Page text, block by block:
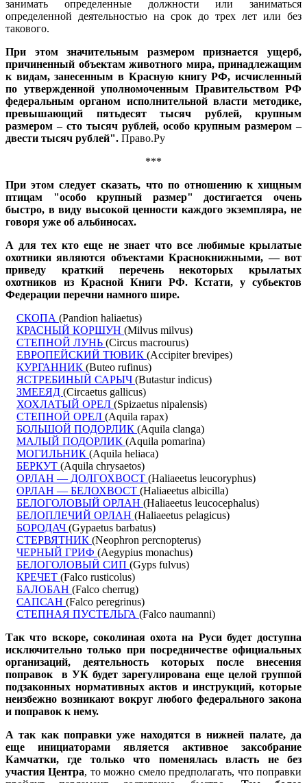
занимать определенные должности или заниматься
определенной деятельностью на срок до трех лет или без
такового.
При этом значительным размером признается ущерб,
причиненный объектам животного мира, принадлежащим
к видам, занесенным в Красную книгу РФ, исчисленный
по утвержденной уполномоченным Правительством РФ
федеральным органом исполнительной власти методике,
превышающий пятьдесят тысяч рублей, крупным
размером – сто тысяч рублей, особо крупным размером –
двести тысяч рублей". Право.Ру
***
При этом следует сказать, что по отношению к хищным
птицам "особо крупный размер" достигается очень
быстро, в виду высокой ценности каждого экземпляра, не
говоря уже об альбиносах.
А для тех кто еще не знает что все любимые крылатые
охотники являются объектами Краснокнижными, — вот
приведу краткий перечень некоторых крылатых
охотников из Красной Книги РФ. Кстати, у субьектов
Федерации перечни намного шире.
СКОПА (Pandion haliaetus)
КРАСНЫЙ КОРШУН (Milvus milvus)
СТЕПНОЙ ЛУНЬ (Circus macrourus)
ЕВРОПЕЙСКИЙ ТЮВИК (Accipiter brevipes)
КУРГАННИК (Buteo rufinus)
ЯСТРЕБИНЫЙ САРЫЧ (Butastur indicus)
ЗМЕЕЯД (Circaetus gallicus)
ХОХЛАТЫЙ ОРЕЛ (Spizaetus nipalensis)
СТЕПНОЙ ОРЕЛ (Aquila rapax)
БОЛЬШОЙ ПОДОРЛИК (Aquila clanga)
МАЛЫЙ ПОДОРЛИК (Aquila pomarina)
МОГИЛЬНИК (Aquila heliaca)
БЕРКУТ (Aquila chrysaetos)
ОРЛАН — ДОЛГОХВОСТ (Haliaeetus leucoryphus)
ОРЛАН — БЕЛОХВОСТ (Haliaeetus albicilla)
БЕЛОГОЛОВЫЙ ОРЛАН (Haliaeetus leucocephalus)
БЕЛОПЛЕЧИЙ ОРЛАН (Haliaeetus pelagicus)
БОРОДАЧ (Gypaetus barbatus)
СТЕРВЯТНИК (Neophron percnopterus)
ЧЕРНЫЙ ГРИФ (Aegypius monachus)
БЕЛОГОЛОВЫЙ СИП (Gyps fulvus)
КРЕЧЕТ (Falco rusticolus)
БАЛОБАН (Falco cherrug)
САПСАН (Falco peregrinus)
СТЕПНАЯ ПУСТЕЛЬГА (Falco naumanni)
Так что вскоре, соколиная охота на Руси будет доступна
исключительно только при посредничестве официальных
организаций, деятельность которых после внесения
поправок в УК будет зарегулирована еще целой группой
подзаконных нормативных актов и инструкций, которые
неизбежно возникают вокруг любого федерального закона
и поправок к нему.
А так как поправки уже находятся в нижней палате, да
еще инициаторами является активное заксобрание
Камчатки, где только что поменялась власть не без
участия Центра, то можно смело предполагать, что поправки